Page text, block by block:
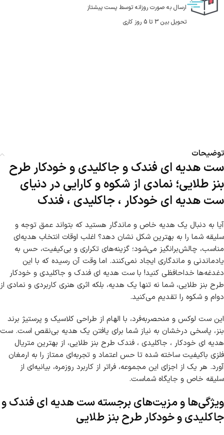
ارسال به صورت روزانه توسط پست پیشتاز
تحویل بین 3 تا 5 روز کاری
توضیحات
ست هدیه ای فندک و جاکلیدی و خودکار طرح
بنز طلایی؛ نمادی از شکوه و کارایی در دنیای
ست هدیه ای خودکار ، جاکلیدی ، فندک
آیا به دنبال یک هدیه خاص و ماندگار هستید که بتواند عمق توجه و
سلیقه شما را به بهترین شکل نشان دهد؟ اغلب اوقات انتخاب هدیه‌ای
مناسب، چالش‌برانگیز می‌شود؛ گزینه‌های تکراری و بی‌کیفیت، حس به
یادماندنی و ماندگاری ایجاد نمی‌کنند. اما وقت آن رسیده که با این
دغدغه‌ها خداحافظی کنید! با ست هدیه ای فندک و جاکلیدی و خودکار
طرح بنز طلایی، شما نه تنها یک هدیه، بلکه اثری هنری کاربردی و نمادی از
دوام و شکوه را تقدیم می‌کنید.
این ست لوکس و منحصربه‌فرد، با الهام از طراحی کلاسیک و پرستیژ برند
بنز، پاسخی درخشان به نیاز شما برای یافتن یک هدیه بی‌نقص است. ست
هدیه ای خودکار ، جاکلیدی ، فندک طرح بنز طلایی، از بهترین متریال
فلزی باکیفیت ساخته شده تا حس اعتماد و تجربه‌ای ممتاز را به ارمغان
آورد. هر یک از اجزای این مجموعه، فراتر از کاربرد روزمره، بیانیه‌ای از
سلیقه خاص و جایگاه شماست.
ویژگی‌ها و مزیت‌های برجسته ست هدیه ای فندک و
جاکلیدی و خودکار طرح بنز طلایی